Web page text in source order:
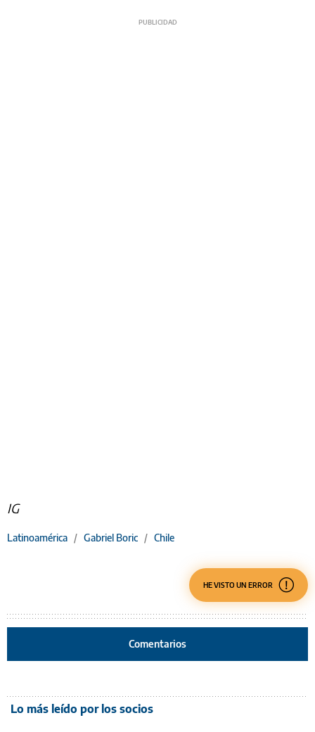
IG
Latinoamérica / Gabriel Boric / Chile
HE VISTO UN ERROR
Comentarios
Lo más leído por los socios